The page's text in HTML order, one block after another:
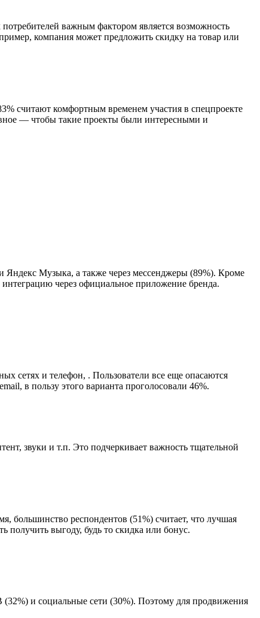
важным фактором является возможность
компания может предложить скидку на товар или
считают комфортным временем участия в спецпроекте
— чтобы такие проекты были интересными и
Яндекс Музыка, а также через мессенджеры (89%). Кроме
через официальное приложение бренда.
сетях и телефон, . Пользователи все еще опасаются
в пользу этого варианта проголосовали 46%.
звуки и т.п. Это подчеркивает важность тщательной
большинство респондентов (51%) считает, что лучшая
получить выгоду, будь то скидка или бонус.
и социальные сети (30%). Поэтому для продвижения